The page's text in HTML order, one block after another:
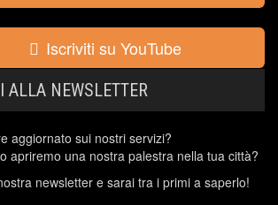
Iscriviti su YouTube
ALLA NEWSLETTER
aggiornato sui nostri servizi?
apriremo una nostra palestra nella tua città?
newsletter e sarai tra i primi a saperlo!